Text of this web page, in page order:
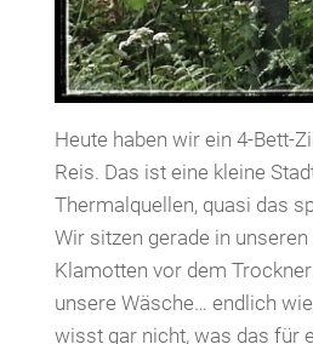
Heute haben wir ein 4-Bett-
Reis. Das ist eine kleine
Thermalquellen, quasi das
Wir sitzen gerade in
Klamotten vor dem
unsere Wäsche… endlich
wisst gar nicht, was das für